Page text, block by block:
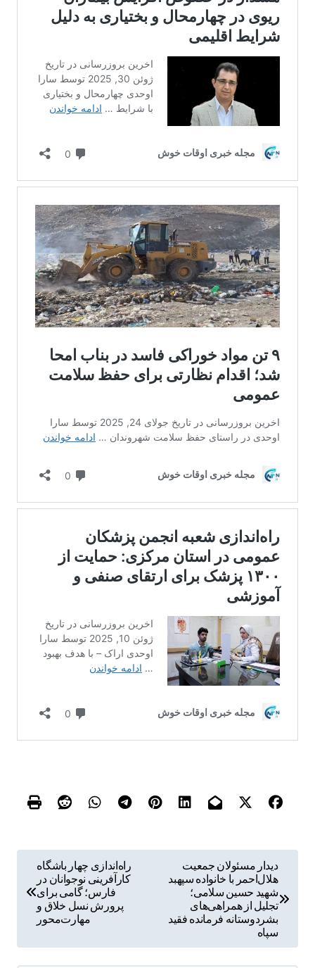
ر
دیدار مسئولان جمعیت
هلال‌احمر با خانواده سپهبد
شهید حسین سلامی؛
تجلیل از همراهی‌های
بشردوستانه فرمانده فقید
سپاه
راه‌اندازی چهار باشگاه
کارآفرینی نوجوانان در
فارس؛ گامی برای
پرورش نسل خلاق و
مهارت‌محور